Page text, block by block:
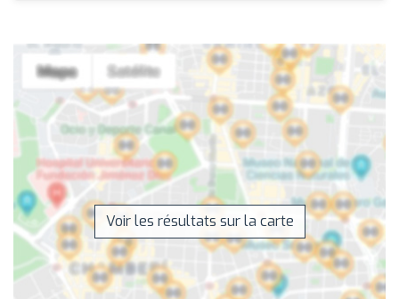
Voir les résultats sur la carte